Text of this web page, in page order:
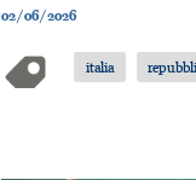
02/06/2026
italia